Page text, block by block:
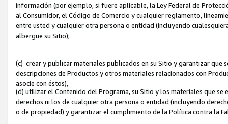
información (por ejemplo, si fuere aplicable, la Ley Federal de
al Consumidor, el Código de Comercio y cualquier reglamento,
entre usted y cualquier otra persona o entidad (incluyendo
albergue su Sitio);
(c) crear y publicar materiales publicados en su Sitio y garantizar que
descripciones de Productos y otros materiales relacionados con
asocie con éstos),
(d) utilizar el Contenido del Programa, su Sitio y los materiales que se
derechos ni los de cualquier otra persona o entidad (incluyendo
o de propiedad) y garantizar el cumplimiento de la Política contra la